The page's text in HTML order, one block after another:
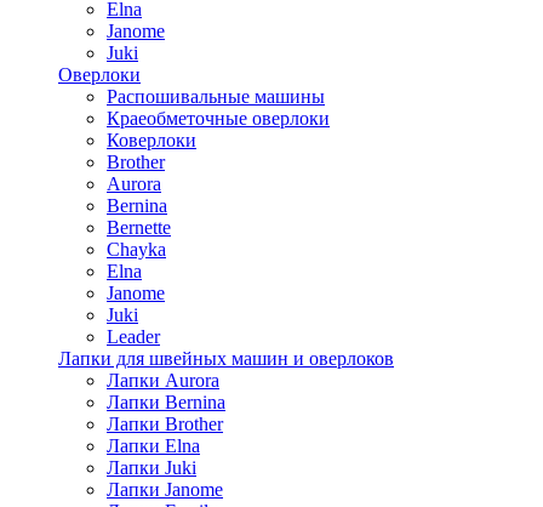
Elna
Janome
Juki
Оверлоки
Распошивальные машины
Краеобметочные оверлоки
Коверлоки
Brother
Aurora
Bernina
Bernette
Chayka
Elna
Janome
Juki
Leader
Лапки для швейных машин и оверлоков
Лапки Aurora
Лапки Bernina
Лапки Brother
Лапки Elna
Лапки Juki
Лапки Janome